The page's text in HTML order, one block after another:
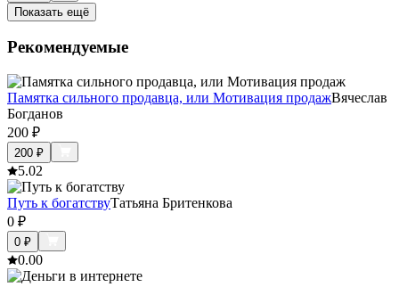
Показать ещё
Рекомендуемые
Памятка сильного продавца, или Мотивация продажВячеслав
Богданов
200 ₽
200 ₽
5.02
Путь к богатствуТатьяна Бритенкова
0 ₽
0 ₽
0.00